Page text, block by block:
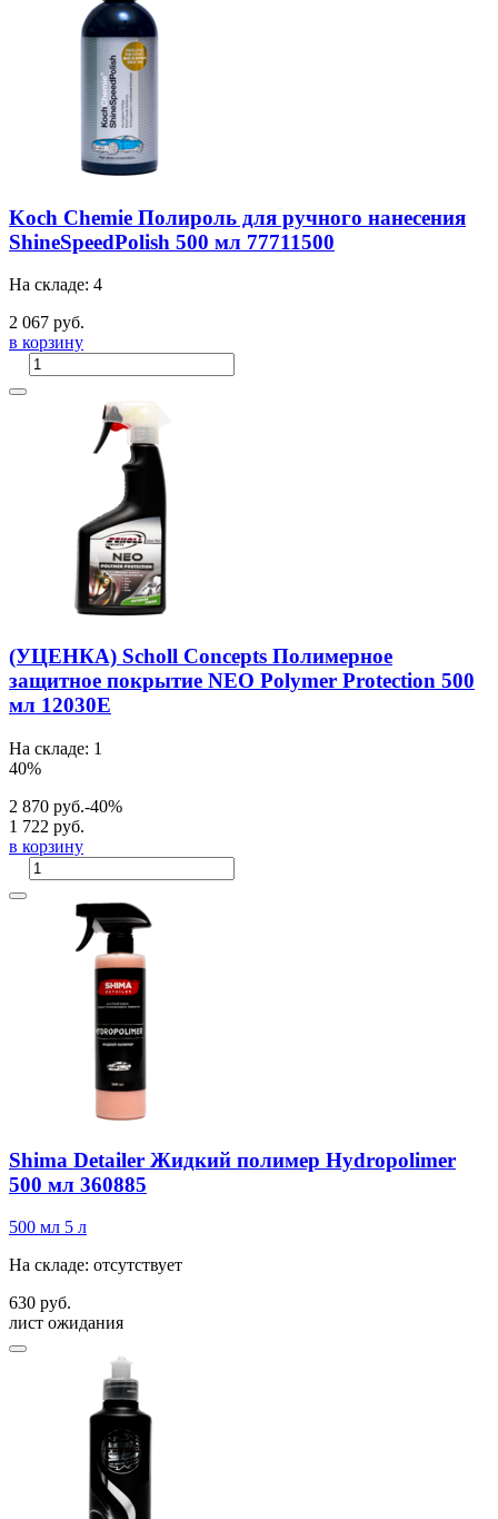
Koch Chemie Полироль для ручного нанесения
ShineSpeedPolish 500 мл 77711500
На складе: 4
2 067 руб.
в корзину
(УЦЕНКА) Scholl Concepts Полимерное
защитное покрытие NEO Polymer Protection 500
мл 12030E
На складе: 1
40%
2 870 руб.-40%
1 722 руб.
в корзину
Shima Detailer Жидкий полимер Hydropolimer
500 мл 360885
500 мл 5 л
На складе: отсутствует
630 руб.
лист ожидания